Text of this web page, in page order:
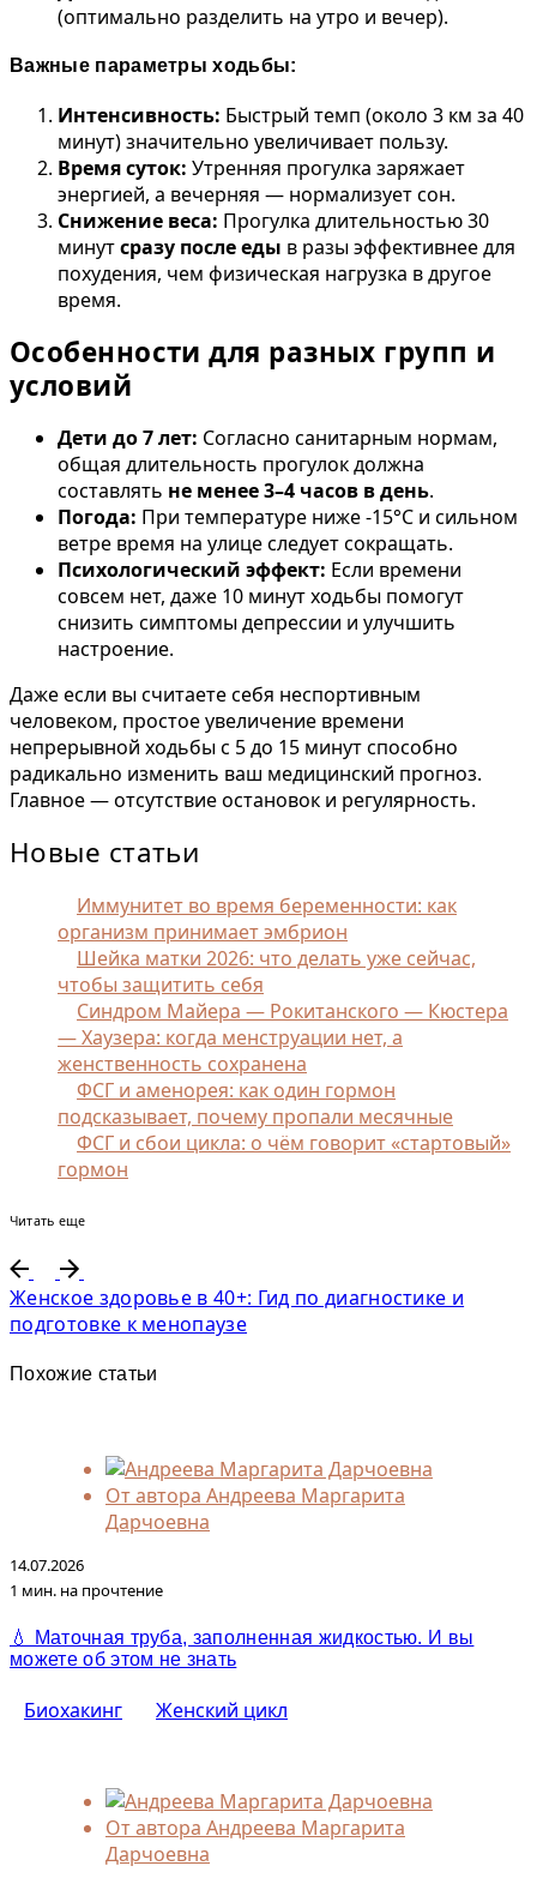
(оптимально разделить на утро и вечер).
Важные параметры ходьбы:
Интенсивность: Быстрый темп (около 3 км за 40
минут) значительно увеличивает пользу.
Время суток: Утренняя прогулка заряжает
энергией, а вечерняя — нормализует сон.
Снижение веса: Прогулка длительностью 30
минутсразу после еды в разы эффективнее для
похудения, чем физическая нагрузка в другое
время.
Особенности для разных групп и
условий
Дети до 7 лет: Согласно санитарным нормам,
общая длительность прогулок должна
составлять не менее 3–4 часов в день.
Погода: При температуре ниже -15°C и сильном
ветре время на улице следует сокращать.
Психологический эффект: Если времени
совсем нет, даже 10 минут ходьбы помогут
снизить симптомы депрессии и улучшить
настроение.
Даже если вы считаете себя неспортивным
человеком, простое увеличение времени
непрерывной ходьбы с 5 до 15 минут способно
радикально изменить ваш медицинский прогноз.
Главное — отсутствие остановок и регулярность.
Новые статьи
Иммунитет во время беременности: как
организм принимает эмбрион
Шейка матки 2026: что делать уже сейчас,
чтобы защитить себя
Синдром Майера — Рокитанского — Кюстера
— Хаузера: когда менструации нет, а
женственность сохранена
ФСГ и аменорея: как один гормон
подсказывает, почему пропали месячные
ФСГ и сбои цикла: о чём говорит «стартовый»
гормон
Читать еще
Женское здоровье в 40+: Гид по диагностике и
подготовке к менопаузе
Похожие статьи
От автора Андреева Маргарита
Дарчоевна
14.07.2026
1 мин. на прочтение
💧 Маточная труба, заполненная жидкостью. И вы
можете об этом не знать
Биохакинг Женский цикл
От автора Андреева Маргарита
Дарчоевна